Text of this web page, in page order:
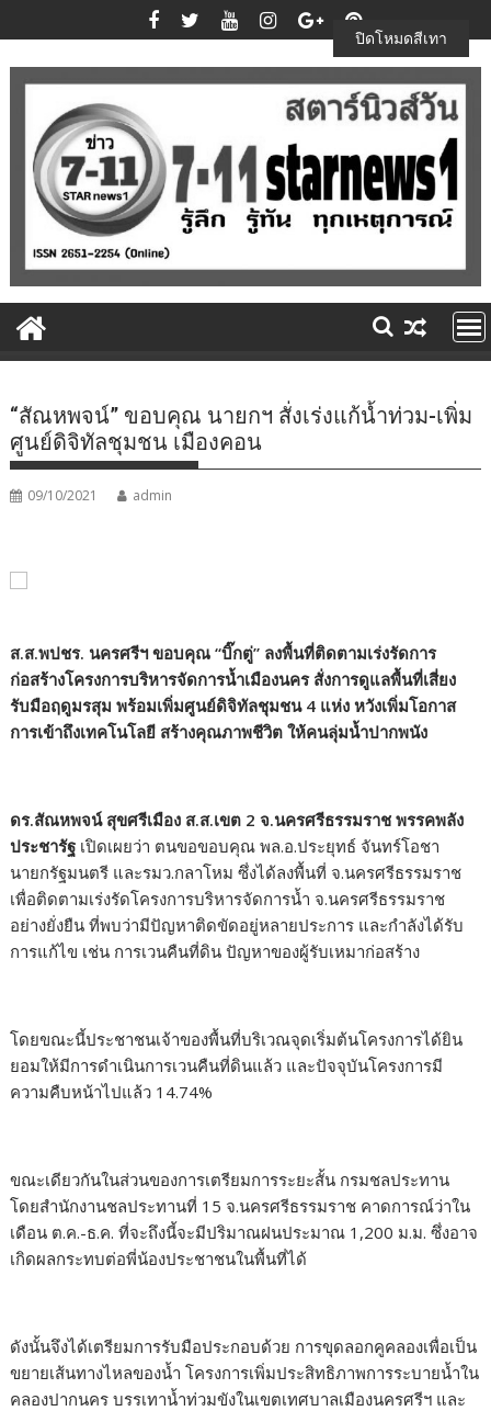
to
content
“สัณหพจน์” ขอบคุณ นายกฯ สั่งเร่งแก้น้ำท่วม-เพิ่ม
ศูนย์ดิจิทัลชุมชน เมืองคอน
09/10/2021 admin
ส.ส.พปชร. นครศรีฯ ขอบคุณ “บิ๊กตู่” ลงพื้นที่ติดตามเร่งรัดการ
ก่อสร้างโครงการบริหารจัดการน้ำเมืองนคร สั่งการดูแลพื้นที่เสี่ยง
รับมือฤดูมรสุม พร้อมเพิ่มศูนย์ดิจิทัลชุมชน 4 แห่ง หวังเพิ่มโอกาส
การเข้าถึงเทคโนโลยี สร้างคุณภาพชีวิต ให้คนลุ่มน้ำปากพนัง
ดร.สัณหพจน์ สุขศรีเมือง ส.ส.เขต 2 จ.นครศรีธรรมราช พรรคพลัง
ประชารัฐ เปิดเผยว่า ตนขอขอบคุณ พล.อ.ประยุทธ์ จันทร์โอชา
นายกรัฐมนตรี และรมว.กลาโหม ซึ่งได้ลงพื้นที่ จ.นครศรีธรรมราช
เพื่อติดตามเร่งรัดโครงการบริหารจัดการน้ำ จ.นครศรีธรรมราช
อย่างยั่งยืน ที่พบว่ามีปัญหาติดขัดอยู่หลายประการ และกำลังได้รับ
การแก้ไข เช่น การเวนคืนที่ดิน ปัญหาของผู้รับเหมาก่อสร้าง
โดยขณะนี้ประชาชนเจ้าของพื้นที่บริเวณจุดเริ่มต้นโครงการได้ยิน
ยอมให้มีการดำเนินการเวนคืนที่ดินแล้ว และปัจจุบันโครงการมี
ความคืบหน้าไปแล้ว 14.74%
ขณะเดียวกันในส่วนของการเตรียมการระยะสั้น กรมชลประทาน
โดยสำนักงานชลประทานที่ 15 จ.นครศรีธรรมราช คาดการณ์ว่าใน
เดือน ต.ค.-ธ.ค. ที่จะถึงนี้จะมีปริมาณฝนประมาณ 1,200 ม.ม. ซึ่งอาจ
เกิดผลกระทบต่อพี่น้องประชาชนในพื้นที่ได้
ดังนั้นจึงได้เตรียมการรับมือประกอบด้วย การขุดลอกคูคลองเพื่อเป็น
ขยายเส้นทางไหลของน้ำ โครงการเพิ่มประสิทธิภาพการระบายน้ำใน
คลองปากนคร บรรเทาน้ำท่วมขังในเขตเทศบาลเมืองนครศรีฯ และ
ปิดโหมดสีเทา